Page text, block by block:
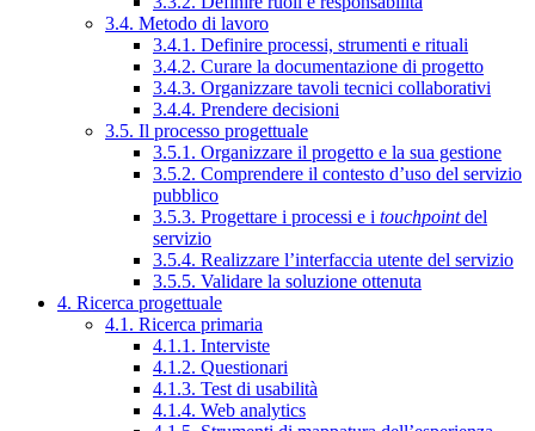
3.4. Metodo di lavoro
3.4.1. Definire processi, strumenti e rituali
3.4.2. Curare la documentazione di progetto
3.4.3. Organizzare tavoli tecnici collaborativi
3.4.4. Prendere decisioni
3.5. Il processo progettuale
3.5.1. Organizzare il progetto e la sua gestione
3.5.2. Comprendere il contesto d’uso del servizio
pubblico
3.5.3. Progettare i processi e i touchpointdel
servizio
3.5.4. Realizzare l’interfaccia utente del servizio
3.5.5. Validare la soluzione ottenuta
4. Ricerca progettuale
4.1. Ricerca primaria
4.1.1. Interviste
4.1.2. Questionari
4.1.3. Test di usabilità
4.1.4. Web analytics